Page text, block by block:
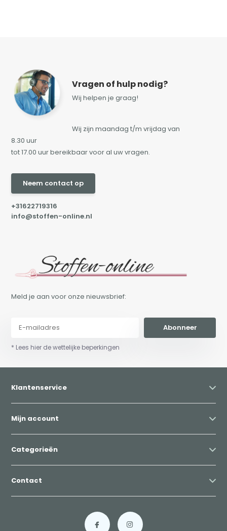
Vragen of hulp nodig?
Wij helpen je graag!
Wij zijn maandag t/m vrijdag van
8.30 uur
tot 17.00 uur bereikbaar voor al uw vragen.
Neem contact op
+31622719316
info@stoffen-online.nl
Meld je aan voor onze nieuwsbrief:
Abonneer
* Lees hier de wettelijke beperkingen
Klantenservice
Mijn account
Categorieën
Contact